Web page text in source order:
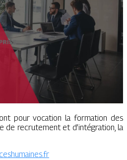
pour vocation la formation des
de recrutement et d’intégration, la